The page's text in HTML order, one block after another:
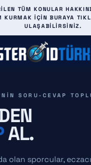
TÜM KONULAR
KURMAK IÇIN BURAYA
ULAŞABILIRSINIZ.
SORU-CEVAP
AL.
olan sporcular,